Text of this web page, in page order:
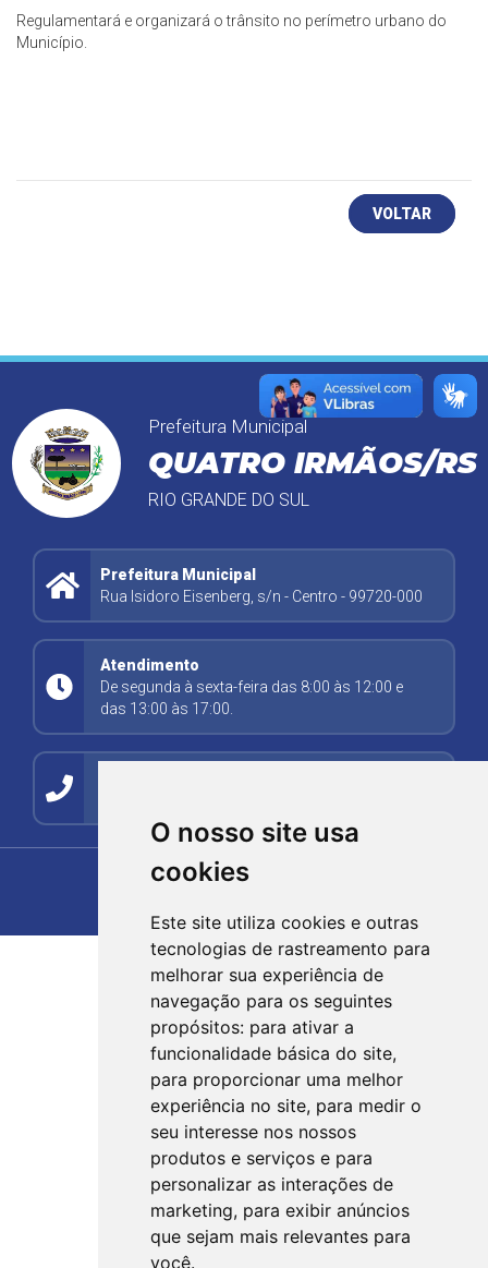
O nosso site usa
cookies
Este site utiliza cookies e outras
tecnologias de rastreamento para
melhorar sua experiência de
navegação para os seguintes
propósitos: para ativar a
funcionalidade básica do site,
para proporcionar uma melhor
experiência no site, para medir o
seu interesse nos nossos
produtos e serviços e para
personalizar as interações de
marketing, para exibir anúncios
que sejam mais relevantes para
você.
Regulamentará e organizará o trânsito no perímetro urbano do
Município.
VOLTAR
Prefeitura Municipal
QUATRO IRMÃOS/RS
RIO GRANDE DO SUL
Prefeitura Municipal
Rua Isidoro Eisenberg, s/n - Centro - 99720-000
Atendimento
De segunda à sexta-feira das 8:00 às 12:00 e
das 13:00 às 17:00.